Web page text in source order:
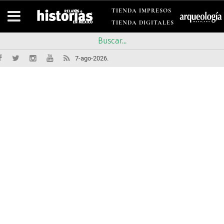
TIENDA IMPRESOS
TIENDA DIGITALES
7-ago-2026.